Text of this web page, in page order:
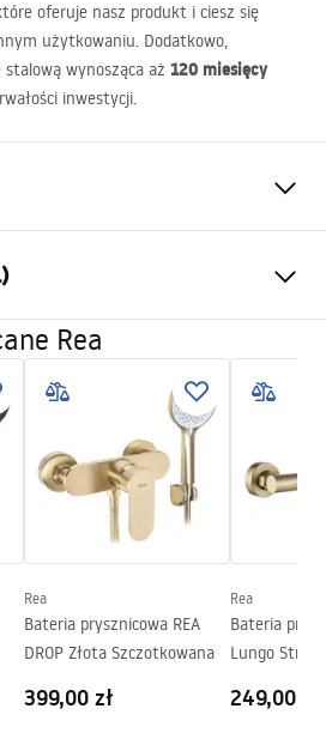
oferuje nasz produkt i ciesz się
użytkowaniu. Dodatkowo,
wynosząca aż 120 miesięcy
inwestycji.
15x15
Stal nierdzewna AISI 304
Stal szczotkowana
Dekoracyjna
0,45 l/s
Nano Flex
miesiące pozostałe elementy
Rea
Rea
Bateria prysznicowa REA
DROP Złota Szczotkowana
399,00 zł
Rea
Bateria
Lungo Stripe
249,00 zł